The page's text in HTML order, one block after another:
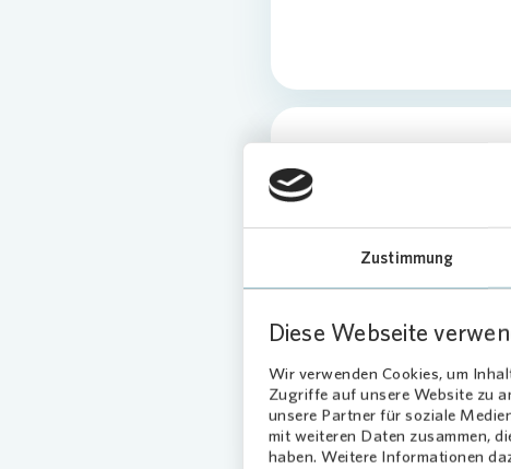
Zustimmung
Diese Webseite
Wir verwenden Cookies, um
Zugriffe auf unsere Website zu
unsere Partner für soziale
mit weiteren Daten zusammen,
haben. Weitere Informationen